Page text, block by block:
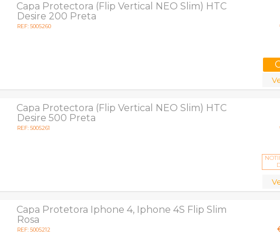
Capa Protectora (Flip Vertical NEO Slim) HTC
Desire 200 Preta
REF: 5005260
Capa Protectora (Flip Vertical NEO Slim) HTC
Desire 500 Preta
REF: 5005261
Capa Protetora Iphone 4, Iphone 4S Flip Slim
Rosa
REF: 5005212